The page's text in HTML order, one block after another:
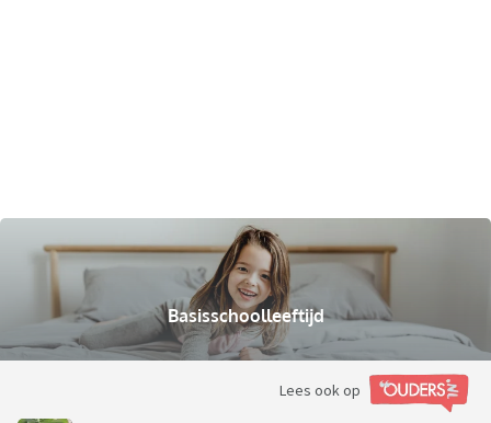
Basisschoolleeftijd
Lees ook op